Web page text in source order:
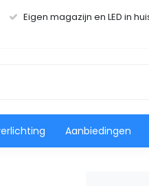
Eigen magazijn en LED in
Aanbiedingen